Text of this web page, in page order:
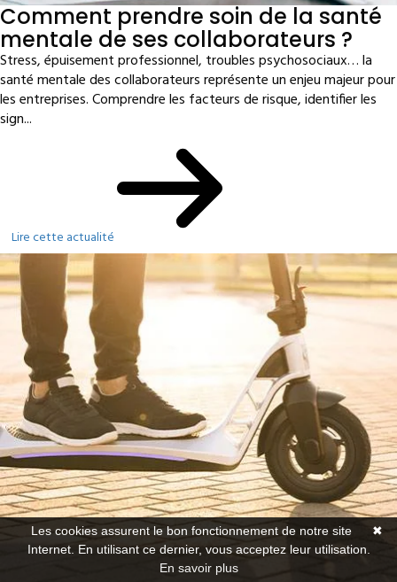
Comment prendre soin de la santé
mentale de ses collaborateurs ?
Stress, épuisement professionnel, troubles psychosociaux… la
santé mentale des collaborateurs représente un enjeu majeur pour
les entreprises. Comprendre les facteurs de risque, identifier les
sign...
Lire cette actualité
✖
Les cookies assurent le bon fonctionnement de notre site
Internet. En utilisant ce dernier, vous acceptez leur utilisation.
En savoir plus